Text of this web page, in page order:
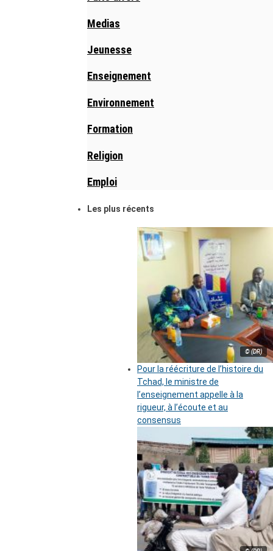
Medias
Jeunesse
Enseignement
Environnement
Formation
Religion
Emploi
Les plus récents
© (DR)
Pour la réécriture de l’histoire du
Tchad, le ministre de
l’enseignement appelle à la
rigueur, à l’écoute et au
consensus